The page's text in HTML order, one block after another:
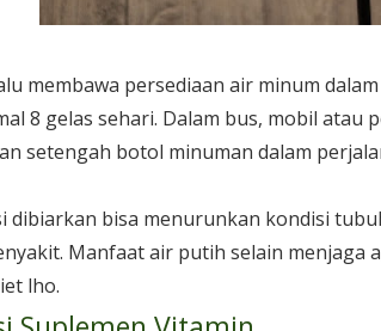
membawa persediaan air minum
8 gelas sehari. Dalam bus, mobil atau
setengah botol minuman dalam
dibiarkan bisa menurunkan kondisi
Manfaat air putih selain menjaga
lho.